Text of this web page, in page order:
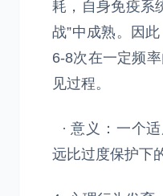
耗，自身免疫系
战”中成熟。因
6-8次在一定频
见过程。
· 意义：一个适
远比过度保护下